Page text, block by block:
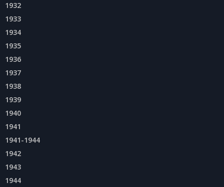
1932
1933
1934
1935
1936
1937
1938
1939
1940
1941
1941-1944
1942
1943
1944